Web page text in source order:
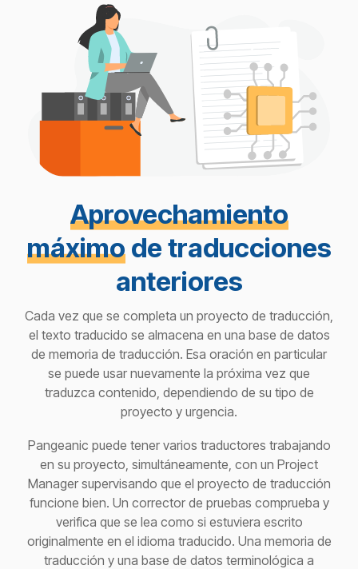
Aprovechamiento
máximode traducciones
anteriores
Cada vez que se completa un proyecto de traducción,
el texto traducido se almacena en una base de datos
de memoria de traducción. Esa oración en particular
se puede usar nuevamente la próxima vez que
traduzca contenido, dependiendo de su tipo de
proyecto y urgencia.
Pangeanic puede tener varios traductores trabajando
en su proyecto, simultáneamente, con un Project
Manager supervisando que el proyecto de traducción
funcione bien. Un corrector de pruebas comprueba y
verifica que se lea como si estuviera escrito
originalmente en el idioma traducido. Una memoria de
traducción y una base de datos terminológica a